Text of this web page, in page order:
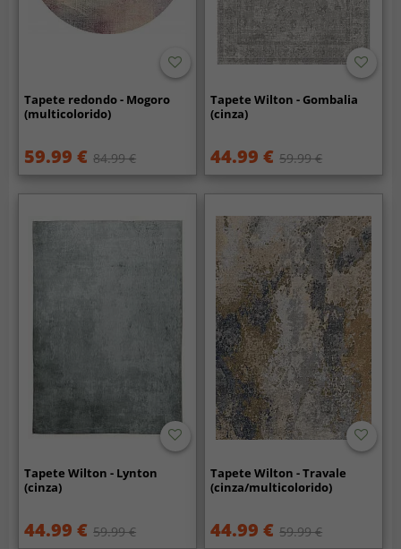
Tapete redondo - Mogoro
(multicolorido)
59.99 € 84.99 €
Tapete Wilton - Gombalia
(cinza)
44.99 € 59.99 €
Tapete Wilton - Lynton
(cinza)
44.99 € 59.99 €
Tapete Wilton - Travale
(cinza/multicolorido)
44.99 € 59.99 €